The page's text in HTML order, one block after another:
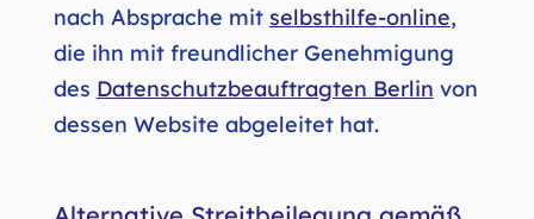
nach Absprache mit selbsthilfe-online ,
die ihn mit freundlicher Genehmigung
des
Datenschutzbeauftragten Berlin
dessen Website abgeleitet hat.